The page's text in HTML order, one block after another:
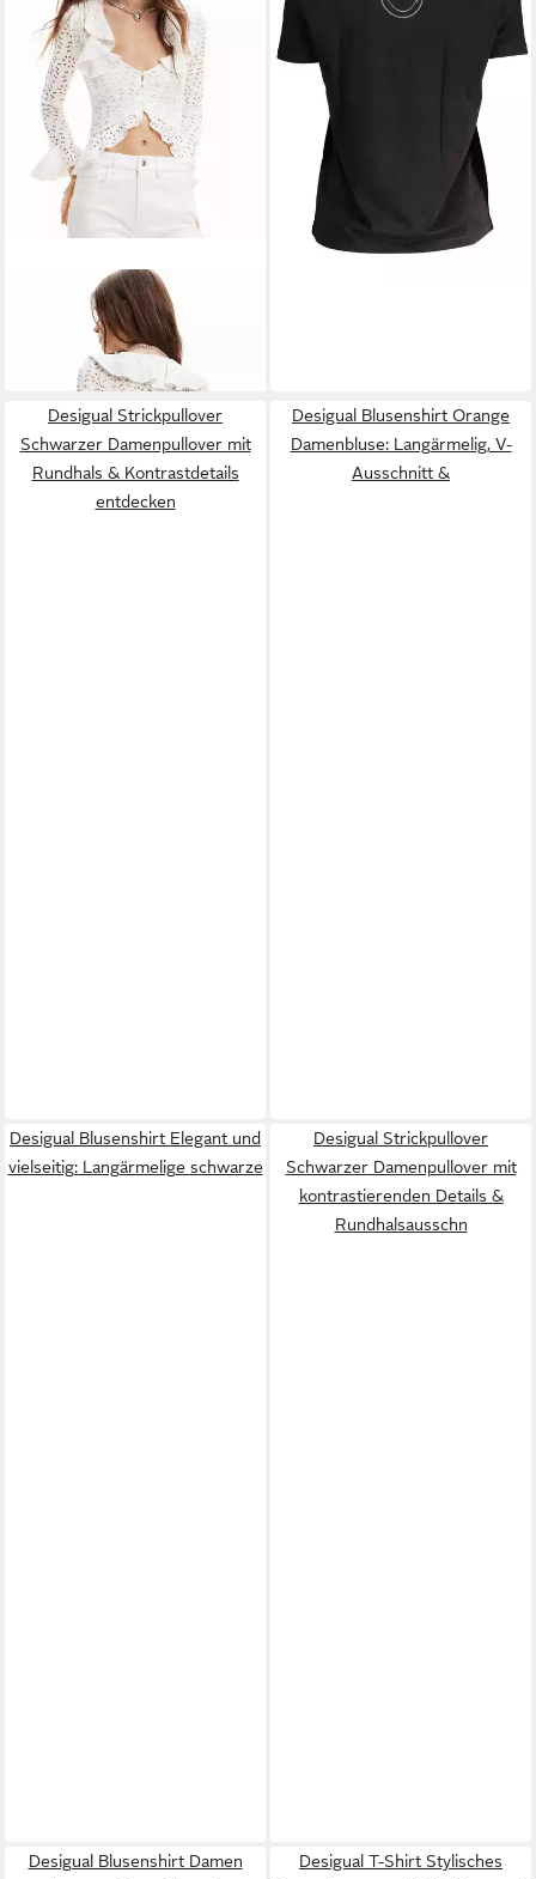
DESIGUALLangarmbluse
LORNA (1-tlg) Volant
Desigual Strickpullover
Schwarzer Damenpullover mit
Rundhals & Kontrastdetails
entdecken
Desigual Blusenshirt Orange
Damenbluse: Langärmelig, V-
Ausschnitt &
Desigual Blusenshirt Elegant und
vielseitig: Langärmelige schwarze
Desigual Strickpullover
Schwarzer Damenpullover mit
kontrastierenden Details &
Rundhalsausschn
Desigual Blusenshirt Damen
Desigual T-Shirt Stylisches